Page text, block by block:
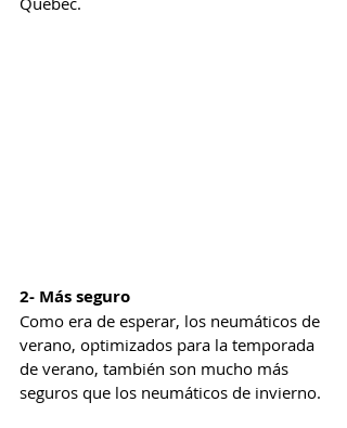
2- Más seguro
Como era de esperar, los neumáticos de
verano, optimizados para la temporada
de verano, también son mucho más
seguros que los neumáticos de invierno.